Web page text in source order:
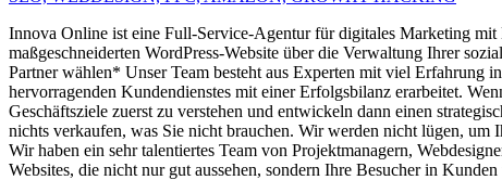
Innova Online ist eine Full-Service-Agentur für digitales Marketing
maßgeschneiderten WordPress-Website über die Verwaltung Ihrer
Partner wählen* Unser Team besteht aus Experten mit viel Erfahrung
hervorragenden Kundendienstes mit einer Erfolgsbilanz erarbeitet.
Geschäftsziele zuerst zu verstehen und entwickeln dann einen
nichts verkaufen, was Sie nicht brauchen. Wir werden nicht lügen,
Wir haben ein sehr talentiertes Team von Projektmanagern,
Websites, die nicht nur gut aussehen, sondern Ihre Besucher in